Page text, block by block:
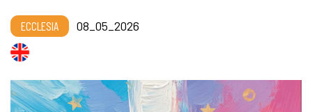
ECCLESIA 08_05_2026